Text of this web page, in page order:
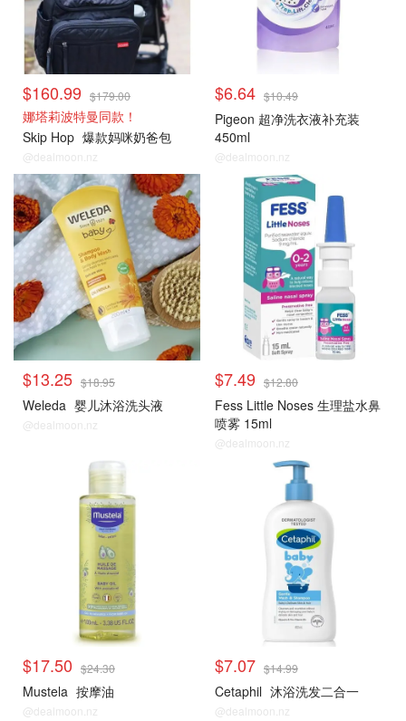
$160.99 $179.00
娜塔莉波特曼同款！
Skip Hop 爆款妈咪奶爸包
@dealmoon.nz
$6.64 $10.49
Pigeon 超净洗衣液补充装
450ml
@dealmoon.nz
$13.25 $18.95
Weleda 婴儿沐浴洗头液
@dealmoon.nz
$7.49 $12.80
Fess Little Noses 生理盐水鼻
喷雾 15ml
@dealmoon.nz
$17.50 $24.30
Mustela 按摩油
@dealmoon.nz
$7.07 $14.99
Cetaphil 沐浴洗发二合一
@dealmoon.nz